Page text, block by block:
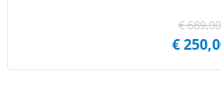
€ 689,00
€